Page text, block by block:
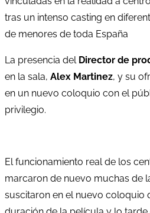
tras un intenso casting en
de menores de toda España
La presencia del Director de
en la sala, Alex Martinez, y su
en un nuevo coloquio con el
privilegio.
El funcionamiento real de los
marcaron de nuevo muchas de
suscitaron en el nuevo coloquio